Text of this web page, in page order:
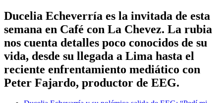
Ducelia Echeverría es la invitada de esta
semana en Café con La Chevez. La rubia
nos cuenta detalles poco conocidos de su
vida, desde su llegada a Lima hasta el
reciente enfrentamiento mediático con
Peter Fajardo, productor de EEG.